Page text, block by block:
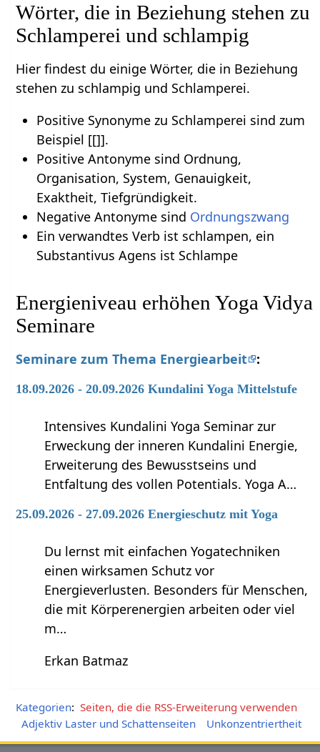
Wörter, die in Beziehung stehen zu
Schlamperei und schlampig
Hier findest du einige Wörter, die in Beziehung
stehen zu schlampig und Schlamperei.
Positive Synonyme zu Schlamperei sind zum
Beispiel [[]].
Positive Antonyme sind Ordnung,
Organisation, System, Genauigkeit,
Exaktheit, Tiefgründigkeit.
Negative Antonyme sind Ordnungszwang
Ein verwandtes Verb ist schlampen, ein
Substantivus Agens ist Schlampe
Energieniveau erhöhen Yoga Vidya
Seminare
Seminare zum Thema Energiearbeit :
18.09.2026 - 20.09.2026 Kundalini Yoga Mittelstufe
Intensives Kundalini Yoga Seminar zur
Erweckung der inneren Kundalini Energie,
Erweiterung des Bewusstseins und
Entfaltung des vollen Potentials. Yoga A…
25.09.2026 - 27.09.2026 Energieschutz mit Yoga
Du lernst mit einfachen Yogatechniken
einen wirksamen Schutz vor
Energieverlusten. Besonders für Menschen,
die mit Körperenergien arbeiten oder viel
m…
Erkan Batmaz
Kategorien: Seiten, die die RSS-Erweiterung verwenden
Adjektiv Laster und Schattenseiten
Unkonzentriertheit